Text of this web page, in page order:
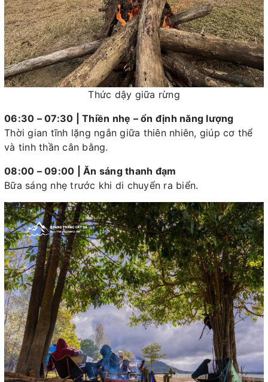
Thức dậy giữa rừng
06:30 – 07:30 | Thiền nhẹ – ổn định năng lượng
Thời gian tĩnh lặng ngắn giữa thiên nhiên, giúp cơ thể
và tinh thần cân bằng.
08:00 – 09:00 | Ăn sáng thanh đạm
Bữa sáng nhẹ trước khi di chuyển ra biển.